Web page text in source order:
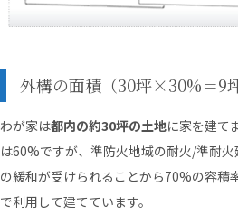
外構の面積（30坪×30%＝9坪
わが家は都内の約30坪の土地に家を建て
は60%ですが、準防火地域の耐火/準耐
の緩和が受けられることから70%の容積
で利用して建てています。